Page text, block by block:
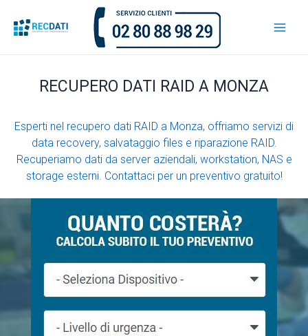
RECUPERO DATI RAID A MONZA
Esperti nel recupero dati RAID a Monza, offriamo servizi di
data recovery, salvataggio files e riparazione RAID.
Recuperiamo dati da server aziendali, workstation, NAS e
storage esterni. Contattaci per un preventivo gratuito!